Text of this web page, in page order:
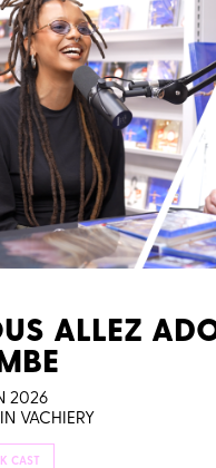
ALLEZ
2026
VACHIERY
CAST